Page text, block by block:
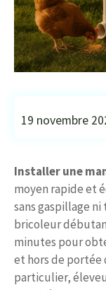
19 novembre
Installer une
moyen rapide et
sans gaspillage
bricoleur
minutes pour
et hors de portée
particulier,